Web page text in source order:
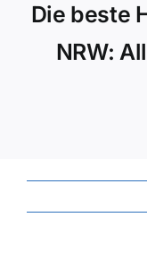
KFZ-Versicherung
Die beste
NRW: